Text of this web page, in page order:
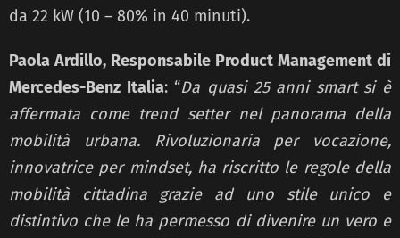
da 22 kW (10 – 80% in 40 minuti).
Paola Ardillo, Responsabile Product Management di
Mercedes-Benz Italia: “Da quasi 25 anni smart si è
affermata come trend setter nel panorama della
mobilità urbana. Rivoluzionaria per vocazione,
innovatrice per mindset, ha riscritto le regole della
mobilità cittadina grazie ad uno stile unico e
distintivo che le ha permesso di divenire un vero e